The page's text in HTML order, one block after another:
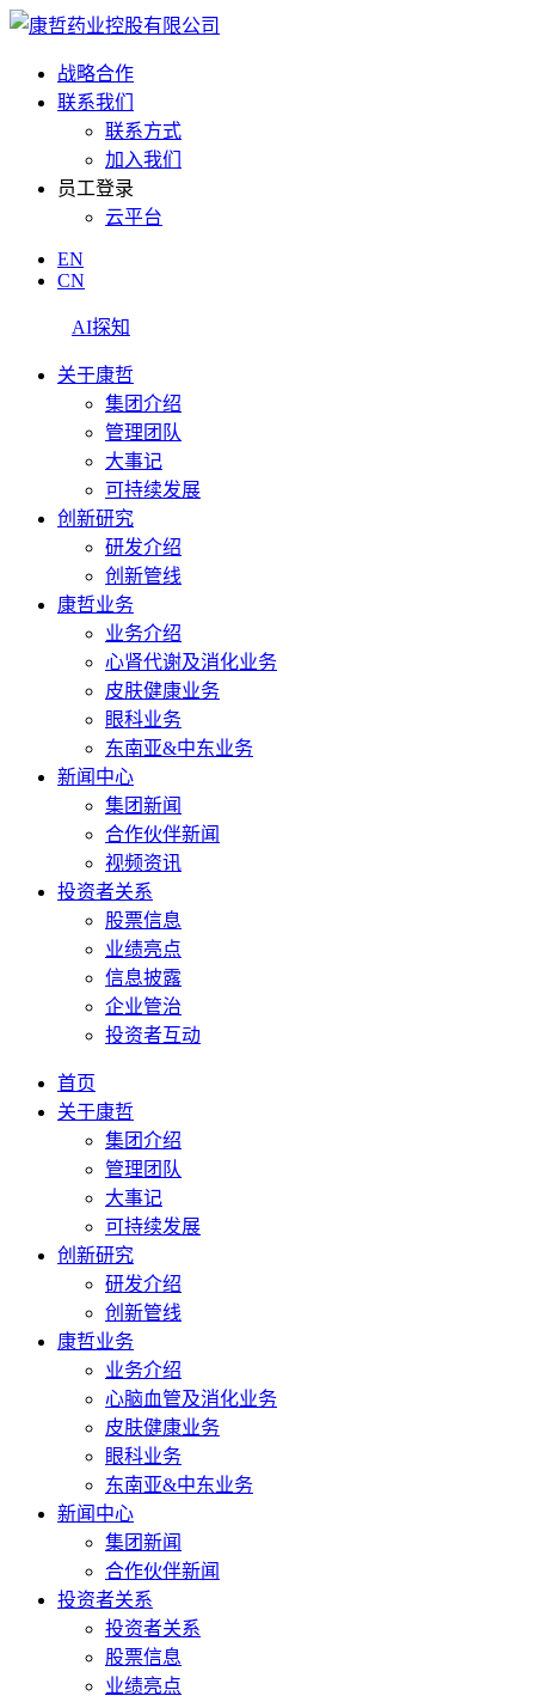
战略合作
联系我们
联系方式
加入我们
员工登录
云平台
EN
CN
AI探知
关于康哲
集团介绍
管理团队
大事记
可持续发展
创新研究
研发介绍
创新管线
康哲业务
业务介绍
心肾代谢及消化业务
皮肤健康业务
眼科业务
东南亚&中东业务
新闻中心
集团新闻
合作伙伴新闻
视频资讯
投资者关系
股票信息
业绩亮点
信息披露
企业管治
投资者互动
首页
关于康哲
集团介绍
管理团队
大事记
可持续发展
创新研究
研发介绍
创新管线
康哲业务
业务介绍
心脑血管及消化业务
皮肤健康业务
眼科业务
东南亚&中东业务
新闻中心
集团新闻
合作伙伴新闻
投资者关系
投资者关系
股票信息
业绩亮点